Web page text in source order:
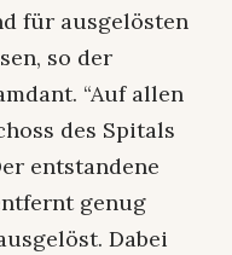
für ausgelösten
so der
“Auf allen
des Spitals
entstandene
genug
Dabei